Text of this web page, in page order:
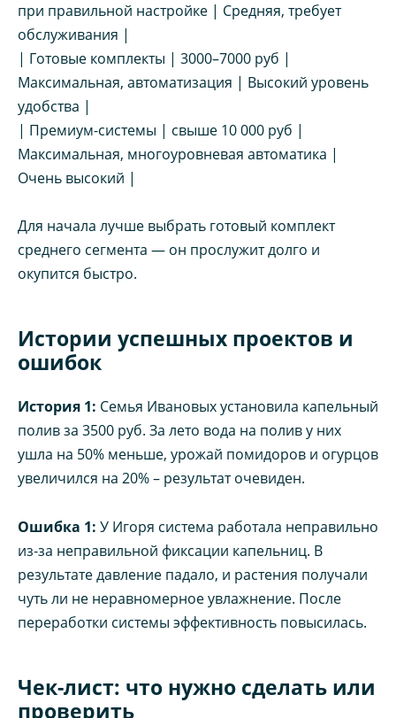
при правильной настройке | Средняя, требует
обслуживания |
| Готовые комплекты | 3000–7000 руб |
Максимальная, автоматизация | Высокий уровень
удобства |
| Премиум-системы | свыше 10 000 руб |
Максимальная, многоуровневая автоматика |
Очень высокий |
Для начала лучше выбрать готовый комплект
среднего сегмента — он прослужит долго и
окупится быстро.
Истории успешных проектов и
ошибок
История 1: Семья Ивановых установила капельный
полив за 3500 руб. За лето вода на полив у них
ушла на 50% меньше, урожай помидоров и огурцов
увеличился на 20% – результат очевиден.
Ошибка 1: У Игоря система работала неправильно
из‑за неправильной фиксации капельниц. В
результате давление падало, и растения получали
чуть ли не неравномерное увлажнение. После
переработки системы эффективность повысилась.
Чек-лист: что нужно сделать или
проверить